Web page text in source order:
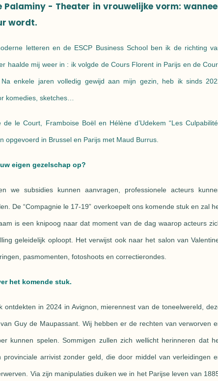
Palaminy - Theater in vrouwelijke vorm:
wordt.
letteren en de ESCP Business School ben ik de richting
haalde mij weer in : ik volgde de Cours Florent in Parijs en de
enkele jaren volledig gewijd aan mijn gezin, heb ik sinds
komedies, sketches…
le Court, Framboise Boël en Hélène d’Udekem “Les
opgevoerd in Brussel en Parijs met Maud Burrus.
eigen gezelschap op?
we subsidies kunnen aanvragen, professionele acteurs
De “Compagnie le 17-19” overkoepelt ons komende stuk en zal
is een knipoog naar dat moment van de dag waarop acteurs
geleidelijk oploopt. Het verwijst ook naar het salon van
pasmomenten, fotoshoots en correctierondes.
het komende stuk.
in 2024 in Avignon, mierennest van de toneelwereld,
Guy de Maupassant. Wij hebben er de rechten van verworven
kunnen spelen. Sommigen zullen zich wellicht herinneren dat
arrivist zonder geld, die door middel van verleidingen
Via zijn manipulaties duiken we in het Parijse leven van